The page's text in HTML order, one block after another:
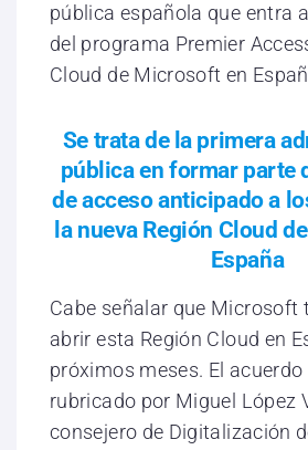
pública española que entra
del programa Premier
Cloud de Microsoft en
Se trata de la primera
pública en formar parte
de acceso anticipado a
la nueva Región Cloud
España
Cabe señalar que Microsoft
abrir esta Región Cloud en
próximos meses. El
rubricado por Miguel López
consejero de Digitalización